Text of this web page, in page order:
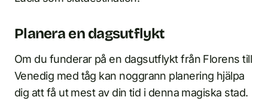
Planera en dagsutflykt
Om du funderar på en dagsutflykt från Florens till
Venedig med tåg kan noggrann planering hjälpa
dig att få ut mest av din tid i denna magiska stad.